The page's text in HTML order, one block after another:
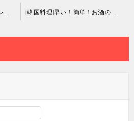
簡単！ピーマンの肉詰めレシピ#shorts #料理 #レシピ [韓国料理]早い！簡単！お酒のおつまみにピッタリ！